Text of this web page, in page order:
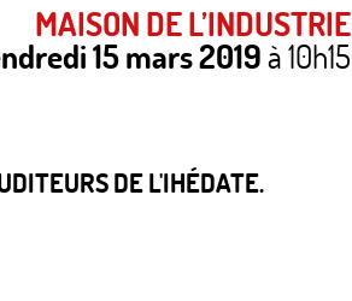
MAISON DE L’INDUSTRIE
15 mars 2019à 10h15
DE L'IHÉDATE.